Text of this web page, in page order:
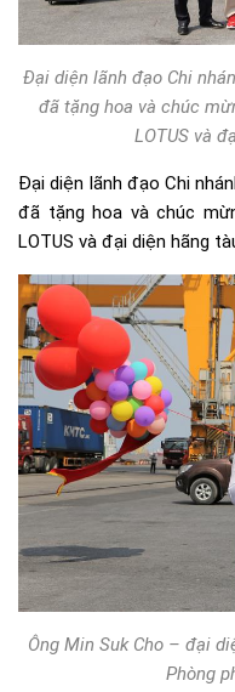
Đại diện lãnh đạo Chi
đã tặng hoa và chúc
LOTUS và
Đại diện lãnh đạo Chi
đã tặng hoa và chúc
LOTUS và đại diện hãng
Ông Min Suk Cho – đại
Phòng